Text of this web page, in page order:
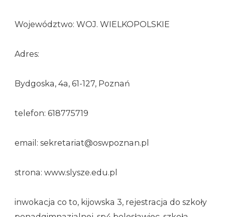
Województwo: WOJ. WIELKOPOLSKIE
Adres:
Bydgoska, 4a, 61-127, Poznań
telefon: 618775719
email: sekretariat@oswpoznan.pl
strona: www.slysze.edu.pl
inwokacja co to, kijowska 3, rejestracja do szkoły